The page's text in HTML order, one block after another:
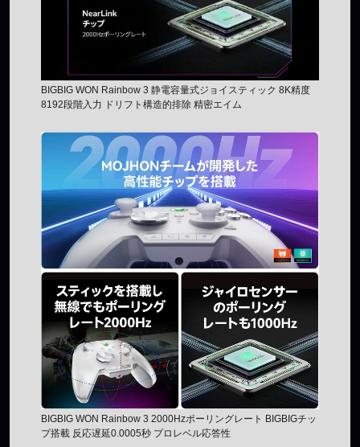
BIGBIG WON Rainbow 3 静電容量式ジョイスティック 8K精度
8192段階入力 ドリフト構造的排除 精密エイム
BIGBIG WON Rainbow 3 2000Hzポーリングレート BIGBIGチッ
プ搭載 反応遅延0.0005秒 プロレベル応答性